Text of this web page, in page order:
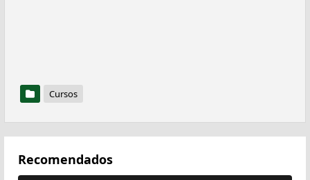
Cursos
Recomendados